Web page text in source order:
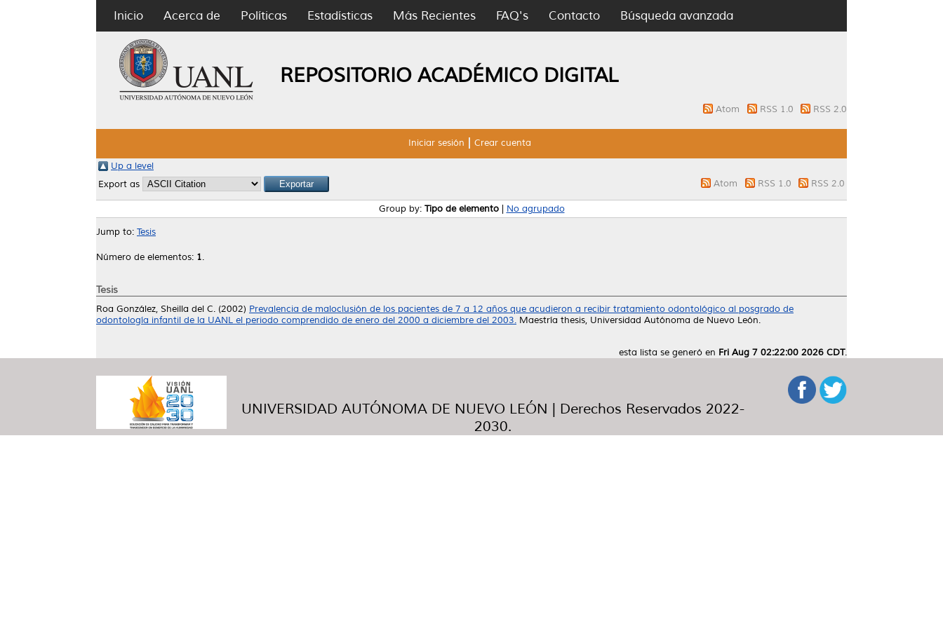
Inicio Acerca de Políticas Estadísticas Más Recientes FAQ's Contacto Búsqueda avanzada
REPOSITORIO ACADÉMICO DIGITAL
Atom RSS 1.0 RSS 2.0
Iniciar sesión Crear cuenta
Up a level
Export as
Atom RSS 1.0 RSS 2.0
Group by: Tipo de elemento| No agrupado
Jump to: Tesis
Número de elementos: 1.
Tesis
Roa González, Sheilla del C. (2002) Prevalencia de maloclusión de los pacientes de 7 a 12 años que acudieron a recibir tratamiento odontológico al posgrado de
odontología infantil de la UANL el periodo comprendido de enero del 2000 a diciembre del 2003. Maestría thesis, Universidad Autónoma de Nuevo León.
esta lista se generó en Fri Aug 7 02:22:00 2026 CDT.
UNIVERSIDAD AUTÓNOMA DE NUEVO LEÓN | Derechos Reservados 2022-
2030.